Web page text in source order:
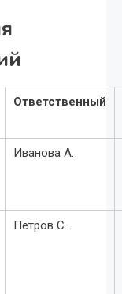
Ответственный
Иванова А.
Петров С.